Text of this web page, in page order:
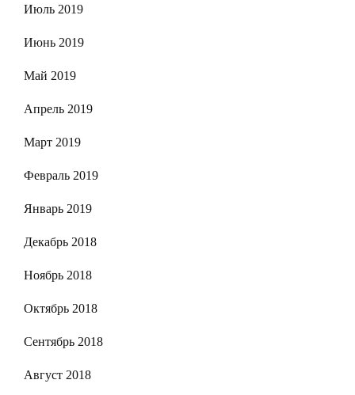
Июль 2019
Июнь 2019
Май 2019
Апрель 2019
Март 2019
Февраль 2019
Январь 2019
Декабрь 2018
Ноябрь 2018
Октябрь 2018
Сентябрь 2018
Август 2018